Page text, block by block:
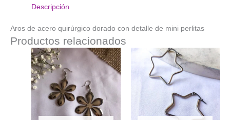
Descripción
Aros de acero quirúrgico dorado con detalle de mini perlitas
Productos relacionados